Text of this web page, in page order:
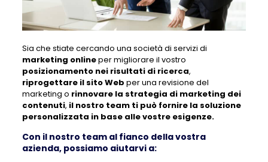
Sia che stiate cercando una società di servizi di
marketing onlineper migliorare il vostro
posizionamento nei risultati di ricerca,
riprogettare il sito Web per una revisione del
marketing o rinnovare la strategia di marketing dei
contenuti, il nostro team ti può fornire la soluzione
personalizzata in base alle vostre esigenze.
Con il nostro team al fianco della vostra
azienda, possiamo aiutarvi a: